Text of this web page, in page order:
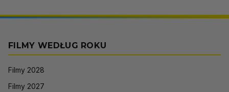
FILMY WEDŁUG ROKU
Filmy 2028
Filmy 2027